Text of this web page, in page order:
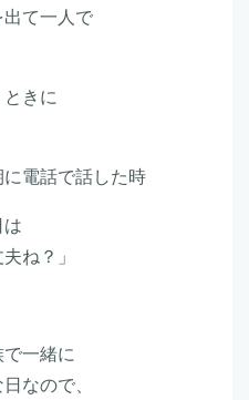
て一人で
きに
電話で話した時
は
ね？」
一緒に
なので、